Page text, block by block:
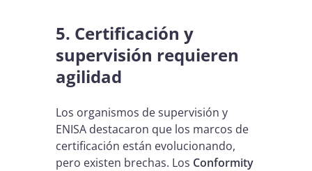
5. Certificación y
supervisión requieren
agilidad
Los organismos de supervisión y
ENISA destacaron que los marcos de
certificación están evolucionando,
pero existen brechas. Los Conformity